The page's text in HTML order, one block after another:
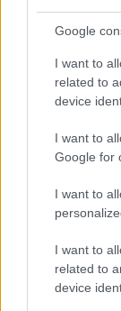
Google
I want to
related to
device
I want to
Google for
I want to
I want to
related to
device
Το νέο
επίπεδα
θα το